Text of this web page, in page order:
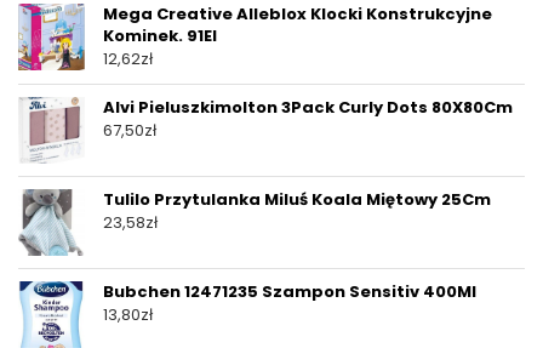
Mega Creative Alleblox Klocki Konstrukcyjne
Kominek. 91El
12,62zł
Alvi Pieluszkimolton 3Pack Curly Dots 80X80Cm
67,50zł
Tulilo Przytulanka Miluś Koala Miętowy 25Cm
23,58zł
Bubchen 12471235 Szampon Sensitiv 400Ml
13,80zł